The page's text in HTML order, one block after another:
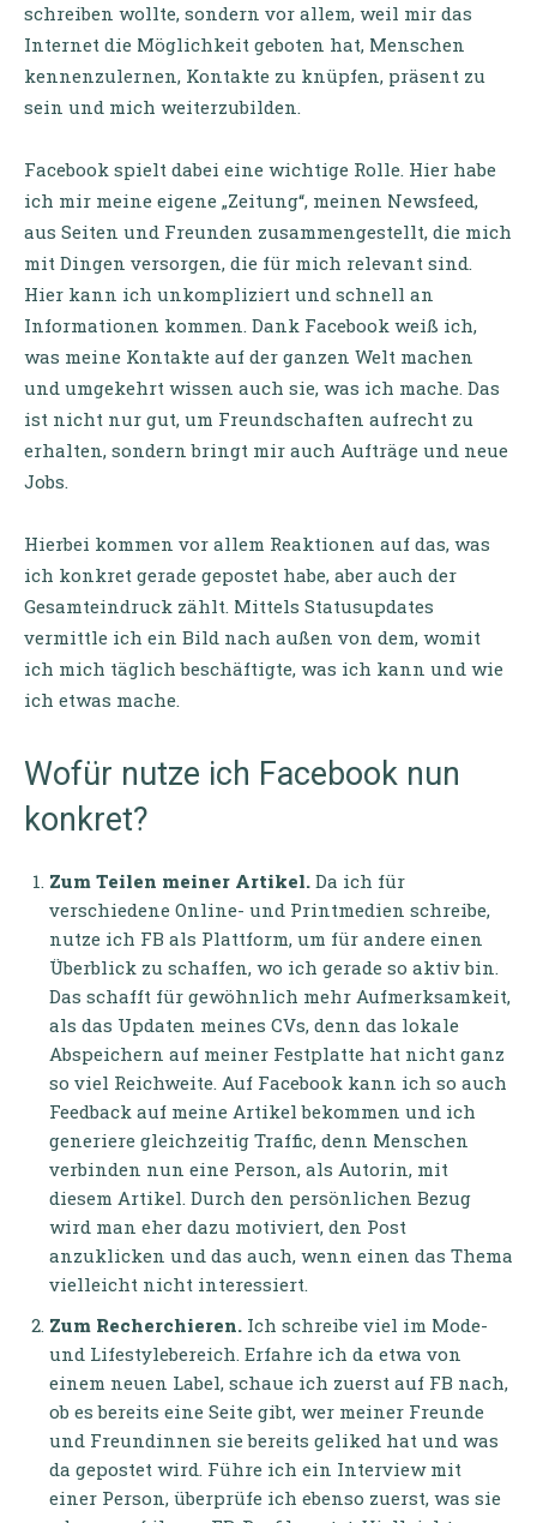
schreiben wollte, sondern vor allem, weil mir das
Internet die Möglichkeit geboten hat, Menschen
kennenzulernen, Kontakte zu knüpfen, präsent zu
sein und mich weiterzubilden.
Facebook spielt dabei eine wichtige Rolle. Hier habe
ich mir meine eigene „Zeitung“, meinen Newsfeed,
aus Seiten und Freunden zusammengestellt, die mich
mit Dingen versorgen, die für mich relevant sind.
Hier kann ich unkompliziert und schnell an
Informationen kommen. Dank Facebook weiß ich,
was meine Kontakte auf der ganzen Welt machen
und umgekehrt wissen auch sie, was ich mache. Das
ist nicht nur gut, um Freundschaften aufrecht zu
erhalten, sondern bringt mir auch Aufträge und neue
Jobs.
Hierbei kommen vor allem Reaktionen auf das, was
ich konkret gerade gepostet habe, aber auch der
Gesamteindruck zählt. Mittels Statusupdates
vermittle ich ein Bild nach außen von dem, womit
ich mich täglich beschäftigte, was ich kann und wie
ich etwas mache.
Wofür nutze ich Facebook nun
konkret?
Zum Teilen meiner Artikel. Da ich für
verschiedene Online- und Printmedien schreibe,
nutze ich FB als Plattform, um für andere einen
Überblick zu schaffen, wo ich gerade so aktiv bin.
Das schafft für gewöhnlich mehr Aufmerksamkeit,
als das Updaten meines CVs, denn das lokale
Abspeichern auf meiner Festplatte hat nicht ganz
so viel Reichweite. Auf Facebook kann ich so auch
Feedback auf meine Artikel bekommen und ich
generiere gleichzeitig Traffic, denn Menschen
verbinden nun eine Person, als Autorin, mit
diesem Artikel. Durch den persönlichen Bezug
wird man eher dazu motiviert, den Post
anzuklicken und das auch, wenn einen das Thema
vielleicht nicht interessiert.
Zum Recherchieren. Ich schreibe viel im Mode-
und Lifestylebereich. Erfahre ich da etwa von
einem neuen Label, schaue ich zuerst auf FB nach,
ob es bereits eine Seite gibt, wer meiner Freunde
und Freundinnen sie bereits geliked hat und was
da gepostet wird. Führe ich ein Interview mit
einer Person, überprüfe ich ebenso zuerst, was sie